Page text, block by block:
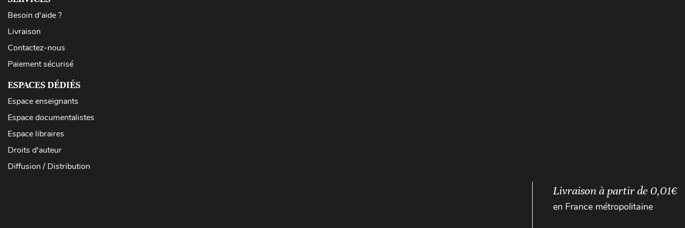
Besoin d'aide ?
Livraison
Contactez-nous
Paiement sécurisé
ESPACES DÉDIÉS
Espace enseignants
Espace documentalistes
Espace libraires
Droits d'auteur
Diffusion / Distribution
Livraison à partir de 0,01€
en France métropolitaine